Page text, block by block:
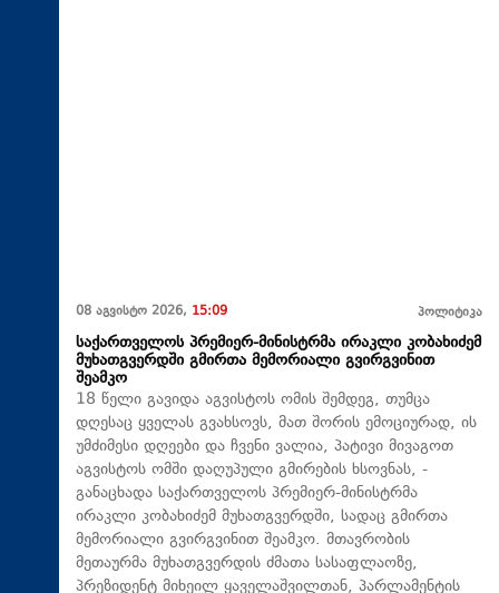
08 აგვისტო 2026, 15:09 პოლიტიკა
საქართველოს პრემიერ-მინისტრმა ირაკლი კობახიძემ
მუხათგვერდში გმირთა მემორიალი გვირგვინით
შეამკო
18 წელი გავიდა აგვისტოს ომის შემდეგ, თუმცა
დღესაც ყველას გვახსოვს, მათ შორის ემოციურად, ის
უმძიმესი დღეები და ჩვენი ვალია, პატივი მივაგოთ
აგვისტოს ომში დაღუპული გმირების ხსოვნას, -
განაცხადა საქართველოს პრემიერ-მინისტრმა
ირაკლი კობახიძემ მუხათგვერდში, სადაც გმირთა
მემორიალი გვირგვინით შეამკო. მთავრობის
მეთაურმა მუხათგვერდის ძმათა სასაფლაოზე,
პრეზიდენტ მიხეილ ყაველაშვილთან, პარლამენტის